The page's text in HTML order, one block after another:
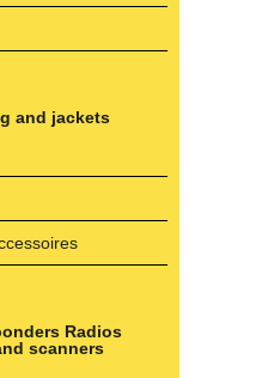
and jackets
Radios
scanners